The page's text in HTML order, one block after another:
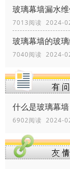
玻璃幕墙漏水
7013阅读 2024-
玻璃幕墙的玻
7040阅读 2024-
什么是玻璃幕墙
6902阅读 2024-